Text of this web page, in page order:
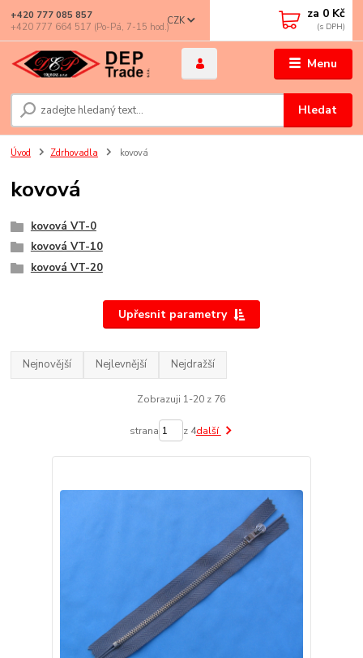
Menu
CZK
Hledat
+420 777 085 857
+420 777 664 517 (Po-Pá, 7-15 hod.)
za 0 Kč
Úvod Zdrhovadla kovová
kovová
kovová VT-0
kovová VT-10
kovová VT-20
Upřesnit parametry
Nejnovější Nejlevnější Nejdražší
Zobrazuji 1-20 z 76
strana z 4další